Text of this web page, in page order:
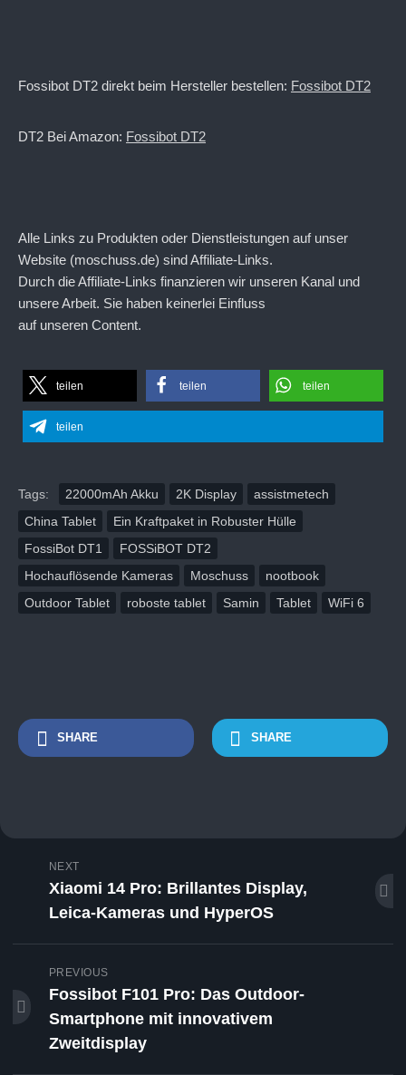
Fossibot DT2 direkt beim Hersteller bestellen: Fossibot DT2
DT2 Bei Amazon: Fossibot DT2
Alle Links zu Produkten oder Dienstleistungen auf unser
Website (moschuss.de) sind Affiliate-Links.
Durch die Affiliate-Links finanzieren wir unseren Kanal und
unsere Arbeit. Sie haben keinerlei Einfluss
auf unseren Content.
teilen teilen teilen
teilen
Tags: 22000mAh Akku 2K Display
assistmetech
China Tablet
Ein Kraftpaket in Robuster Hülle
FossiBot DT1
FOSSiBOT DT2
Hochauflösende Kameras
Moschuss
nootbook
Outdoor Tablet
roboste tablet Samin Tablet WiFi 6
SHARE SHARE
NEXT
Xiaomi 14 Pro: Brillantes Display,
Leica-Kameras und HyperOS
PREVIOUS
Fossibot F101 Pro: Das Outdoor-
Smartphone mit innovativem
Zweitdisplay